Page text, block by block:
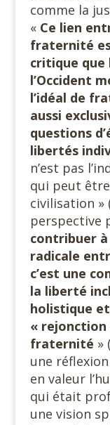
comme la
« Ce lien
fraternité
critique que
l’Occident
l’idéal de
aussi
questions
libertés
n’est pas
qui peut
civilisation »
perspective
contribuer
radicale
c’est une
la liberté
holistique
«
fraternité »
une
en valeur
qui était
une vision